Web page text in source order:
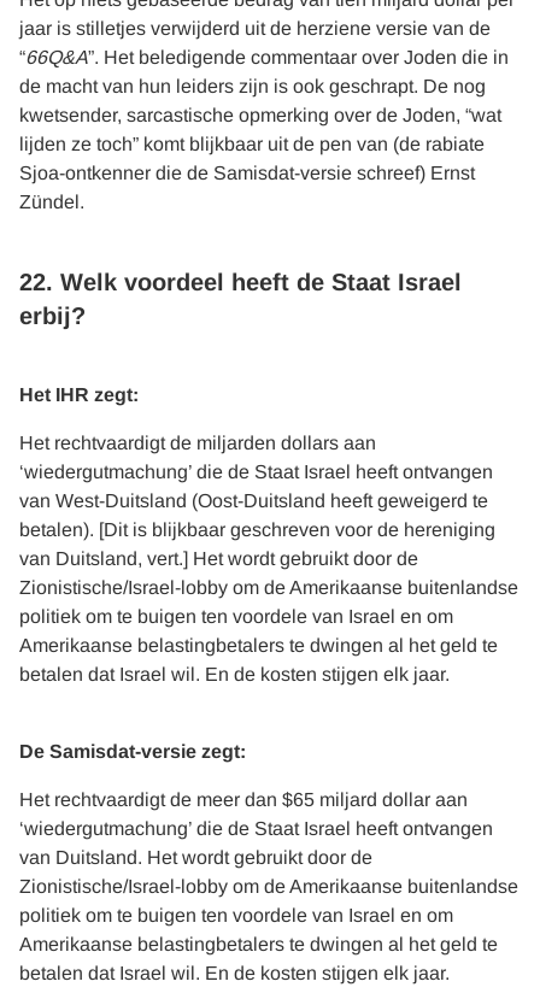
jaar is stilletjes verwijderd uit de herziene versie van de
“66Q&A”. Het beledigende commentaar over Joden die in
de macht van hun leiders zijn is ook geschrapt. De nog
kwetsender, sarcastische opmerking over de Joden, “wat
lijden ze toch” komt blijkbaar uit de pen van (de rabiate
Sjoa-ontkenner die de Samisdat-versie schreef) Ernst
Zündel.
22. Welk voordeel heeft de Staat Israel
erbij?
Het IHR zegt:
Het rechtvaardigt de miljarden dollars aan
‘wiedergutmachung’ die de Staat Israel heeft ontvangen
van West-Duitsland (Oost-Duitsland heeft geweigerd te
betalen). [Dit is blijkbaar geschreven voor de hereniging
van Duitsland, vert.] Het wordt gebruikt door de
Zionistische/Israel-lobby om de Amerikaanse buitenlandse
politiek om te buigen ten voordele van Israel en om
Amerikaanse belastingbetalers te dwingen al het geld te
betalen dat Israel wil. En de kosten stijgen elk jaar.
De Samisdat-versie zegt:
Het rechtvaardigt de meer dan $65 miljard dollar aan
‘wiedergutmachung’ die de Staat Israel heeft ontvangen
van Duitsland. Het wordt gebruikt door de
Zionistische/Israel-lobby om de Amerikaanse buitenlandse
politiek om te buigen ten voordele van Israel en om
Amerikaanse belastingbetalers te dwingen al het geld te
betalen dat Israel wil. En de kosten stijgen elk jaar.